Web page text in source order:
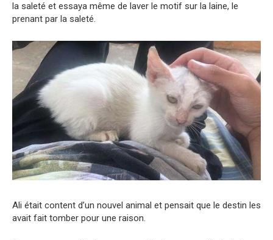
la saleté et essaya même de laver le motif sur la laine, le
prenant par la saleté.
Ali était content d’un nouvel animal et pensait que le destin les
avait fait tomber pour une raison.